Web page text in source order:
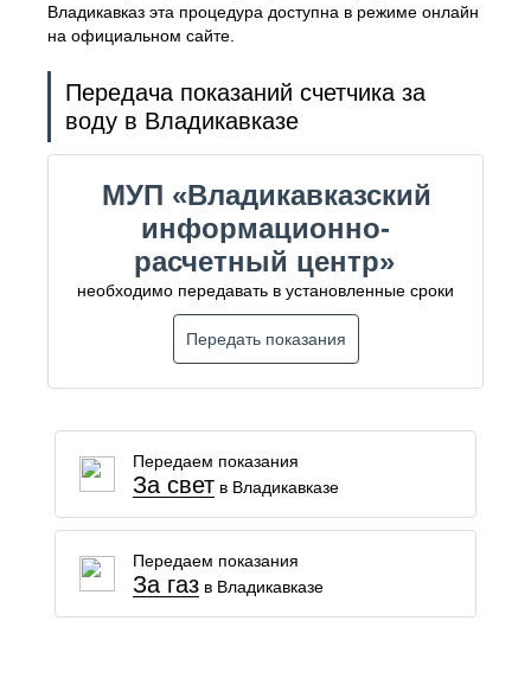
Владикавказ эта процедура доступна в режиме онлайн
на официальном сайте.
Передача показаний счетчика за
воду в Владикавказе
МУП «Владикавказский
информационно-
расчетный центр»
необходимо передавать в установленные сроки
Передать показания
Передаем показания
За светв Владикавказе
Передаем показания
За газв Владикавказе